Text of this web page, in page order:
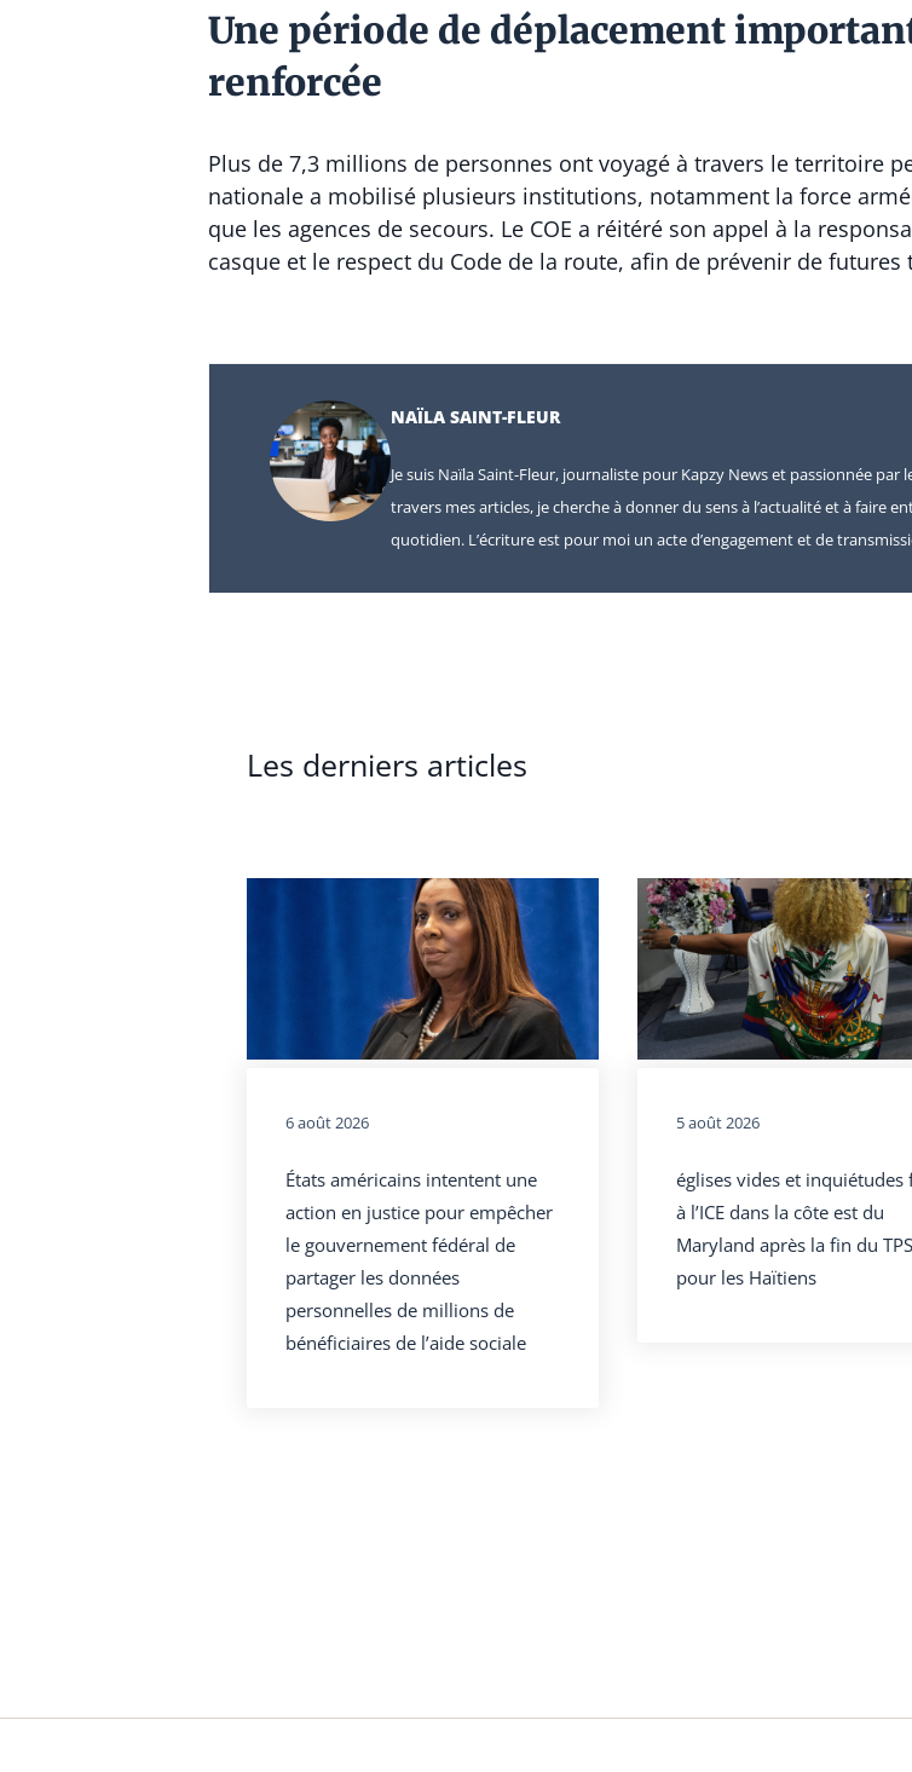
Une période de déplacement
renforcée
Plus de 7,3 millions de personnes ont voyagé à travers le territoire
nationale a mobilisé plusieurs institutions, notamment la force
que les agences de secours. Le COE a réitéré son appel à la
casque et le respect du Code de la route, afin de prévenir de futures
NAÏLA SAINT-FLEUR
Je suis Naïla Saint-Fleur, journaliste pour Kapzy News et passionnée
travers mes articles, je cherche à donner du sens à l’actualité et à faire
quotidien. L’écriture est pour moi un acte d’engagement et de
Les derniers articles
6 août 2026
États américains intentent une
action en justice pour empêcher
le gouvernement fédéral de
partager les données
personnelles de millions de
bénéficiaires de l’aide sociale
5 août 2026
églises vides et inquiétudes
à l’ICE dans la côte est du
Maryland après la fin du TPS
pour les Haïtiens